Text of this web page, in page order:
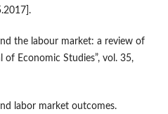
the labour market: a review of
of Economic Studies”, vol. 35,
labor market outcomes.